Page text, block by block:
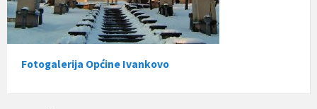
Fotogalerija Općine Ivankovo